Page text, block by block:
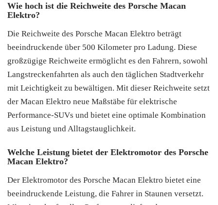
Wie hoch ist die Reichweite des Porsche Macan
Elektro?
Die Reichweite des Porsche Macan Elektro beträgt
beeindruckende über 500 Kilometer pro Ladung. Diese
großzügige Reichweite ermöglicht es den Fahrern, sowohl
Langstreckenfahrten als auch den täglichen Stadtverkehr
mit Leichtigkeit zu bewältigen. Mit dieser Reichweite setzt
der Macan Elektro neue Maßstäbe für elektrische
Performance-SUVs und bietet eine optimale Kombination
aus Leistung und Alltagstauglichkeit.
Welche Leistung bietet der Elektromotor des Porsche
Macan Elektro?
Der Elektromotor des Porsche Macan Elektro bietet eine
beeindruckende Leistung, die Fahrer in Staunen versetzt.